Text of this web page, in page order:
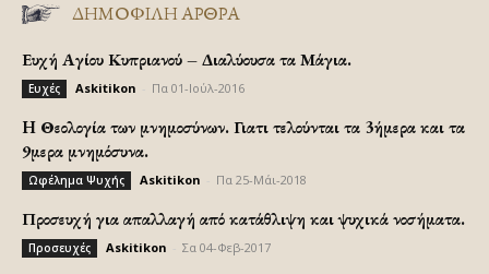
ΔΗΜΟΦΙΛΗ ΑΡΘΡΑ
Ευχή Αγίου Κυπριανού – Διαλύουσα τα Μάγια.
Ευχές Askitikon Πα 01-Ιούλ-2016
H Θεολογία των μνημοσύνων. Γιατι τελούνται τα 3ήμερα και τα
9μερα μνημόσυνα.
Ωφέλημα Ψυχής Askitikon Πα 25-Μάι-2018
Προσευχή για απαλλαγή από κατάθλιψη και ψυχικά νοσήματα.
Προσευχές Askitikon Σα 04-Φεβ-2017